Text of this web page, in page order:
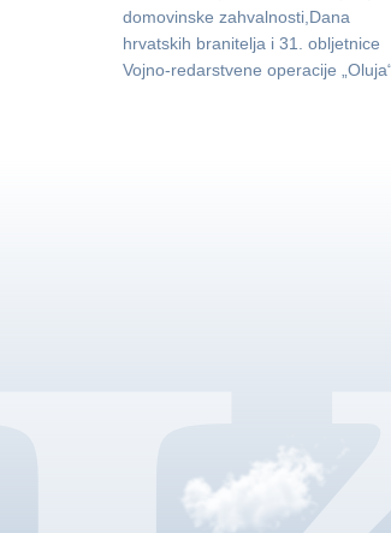
domovinske zahvalnosti,Dana
hrvatskih branitelja i 31. obljetnice
Vojno-redarstvene operacije „Oluja“